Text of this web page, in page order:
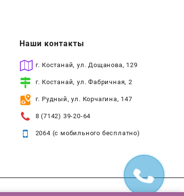
Наши контакты
г. Костанай, ул. Дощанова, 129
г. Костанай, ул. Фабричная, 2
г. Рудный, ул. Корчагина, 147
8 (7142) 39-20-64
2064 (с мобильного бесплатно)